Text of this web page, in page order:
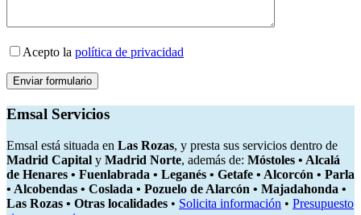
Acepto la política de privacidad
Emsal Servicios
Emsal está situada en Las Rozas, y presta sus servicios dentro de
Madrid Capital y Madrid Norte, además de: Móstoles • Alcalá
de Henares • Fuenlabrada • Leganés • Getafe • Alcorcón • Parla
• Alcobendas • Coslada • Pozuelo de Alarcón • Majadahonda •
Las Rozas • Otras localidades • Solicita información • Presupuesto